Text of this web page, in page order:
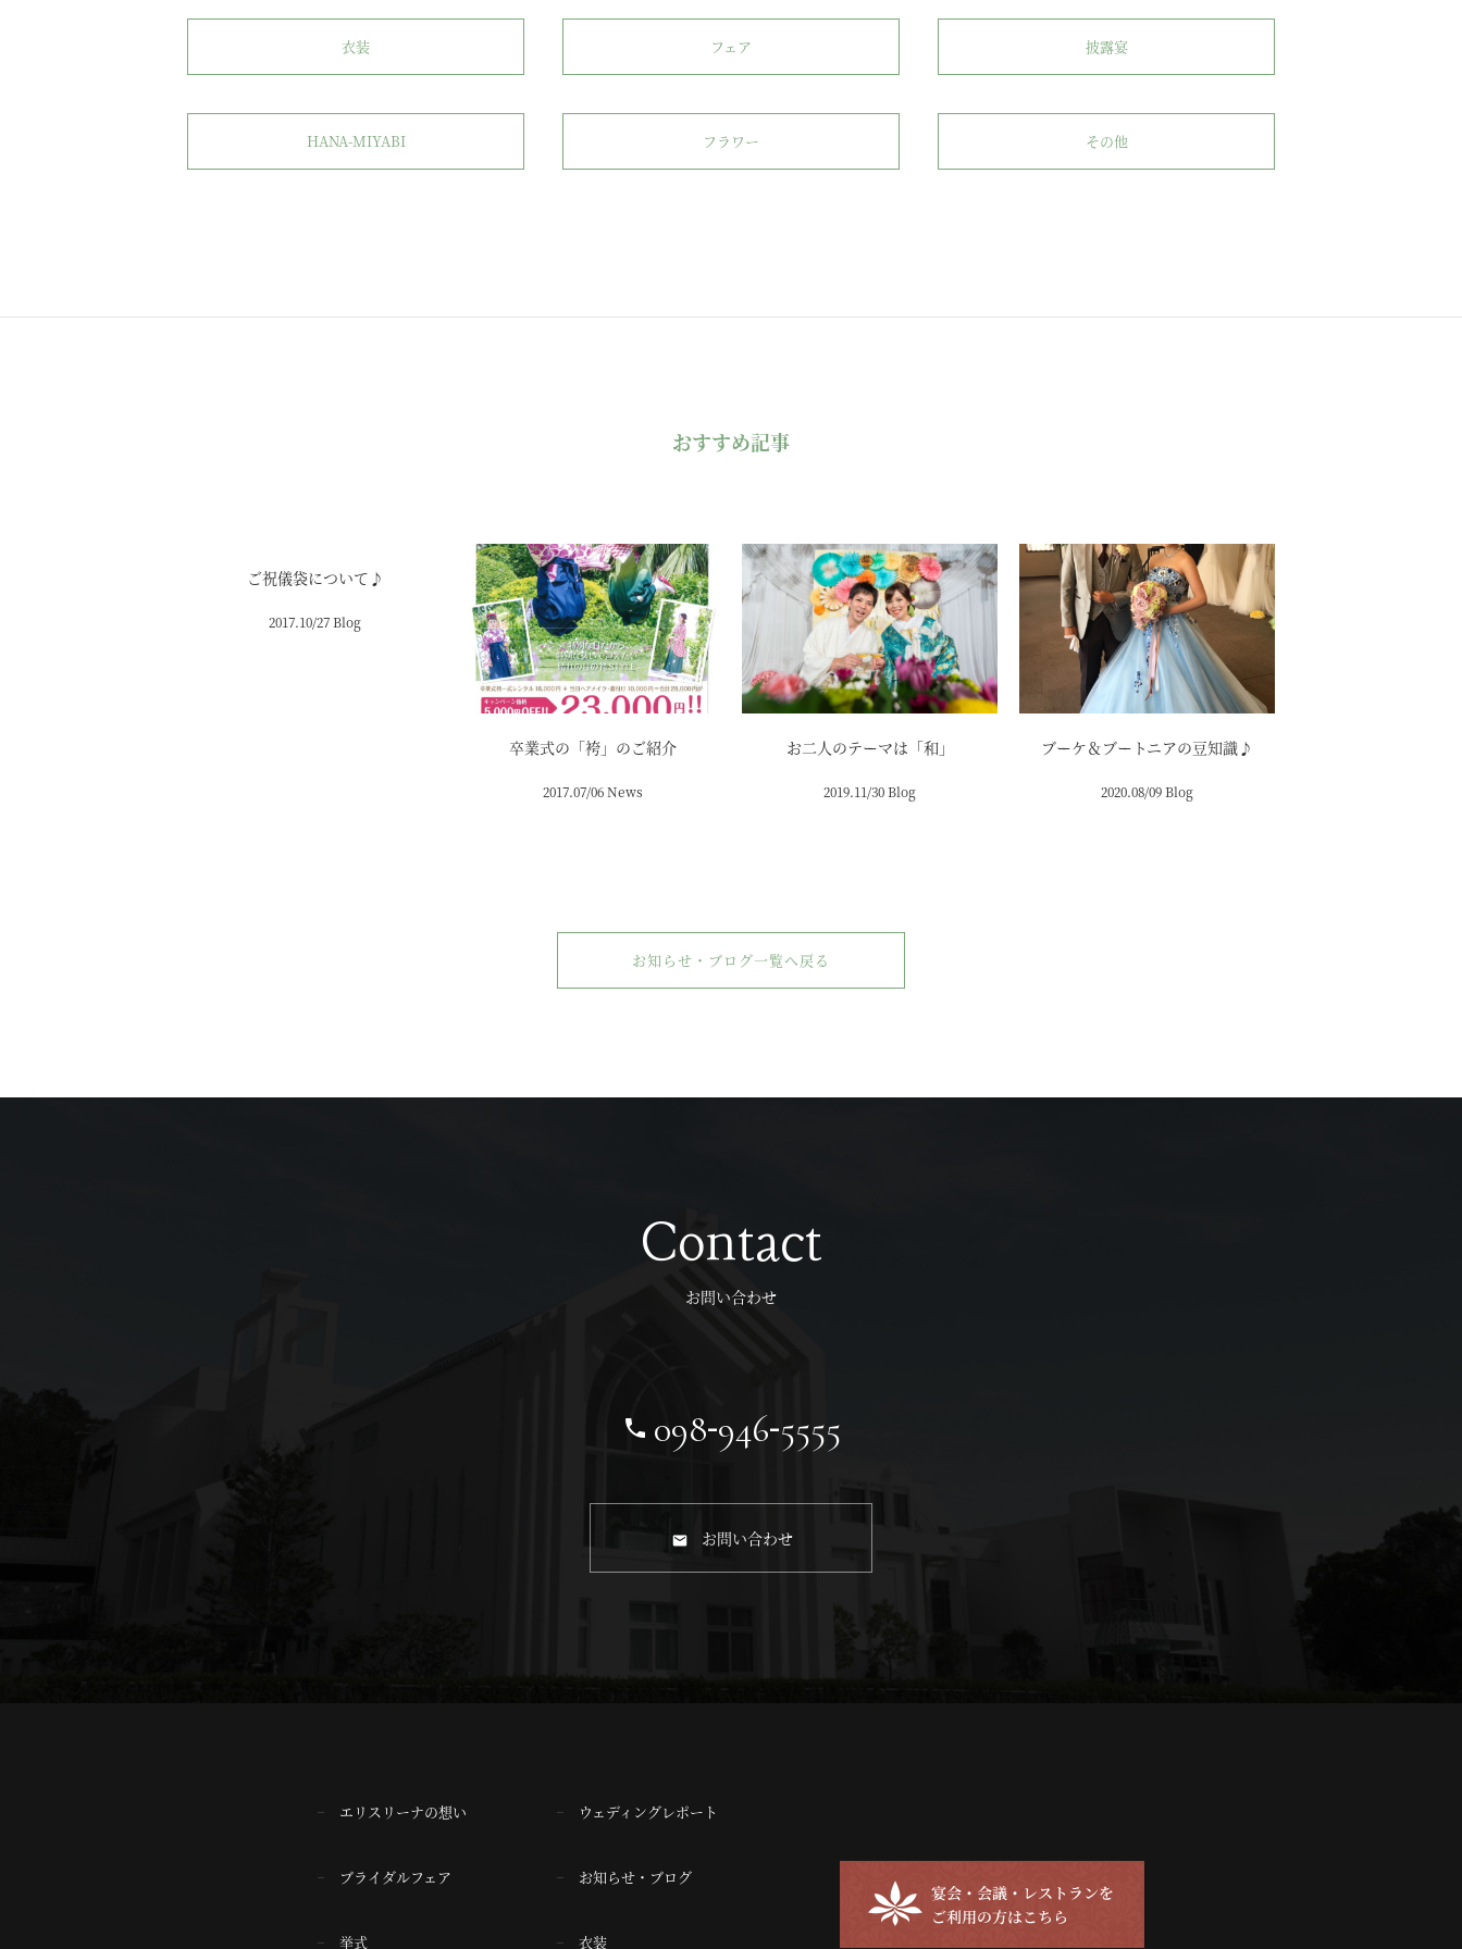
衣装 フェア 披露宴
HANA-MIYABI フラワー その他
おすすめ記事
ご祝儀袋について♪
2017.10/27 Blog
卒業式の「袴」のご紹介
2017.07/06 News
お二人のテーマは「和」
2019.11/30 Blog
ブーケ＆ブートニアの豆知識♪
2020.08/09 Blog
お知らせ・ブログ一覧へ戻る
Contact
お問い合わせ
098-946-5555
お問い合わせ
エリスリーナの想い
ブライダルフェア
挙式
ウェディングレポート
お知らせ・ブログ
衣装